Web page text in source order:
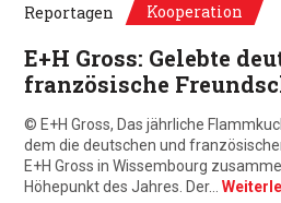
Reportagen Kooperation
E+H Gross: Gelebte
französische
© E+H Gross, Das jährliche
dem die deutschen und
E+H Gross in Wissembourg
Höhepunkt des Jahres. Der…